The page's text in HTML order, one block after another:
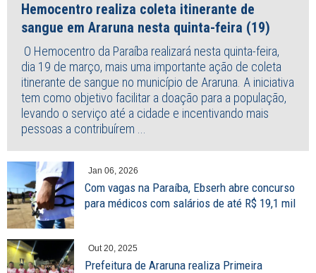
Hemocentro realiza coleta itinerante de
sangue em Araruna nesta quinta-feira (19)
O Hemocentro da Paraíba realizará nesta quinta-feira,
dia 19 de março, mais uma importante ação de coleta
itinerante de sangue no município de Araruna. A iniciativa
tem como objetivo facilitar a doação para a população,
levando o serviço até a cidade e incentivando mais
pessoas a contribuírem ...
Jan 06, 2026
Com vagas na Paraíba, Ebserh abre concurso
para médicos com salários de até R$ 19,1 mil
Out 20, 2025
Prefeitura de Araruna realiza Primeira